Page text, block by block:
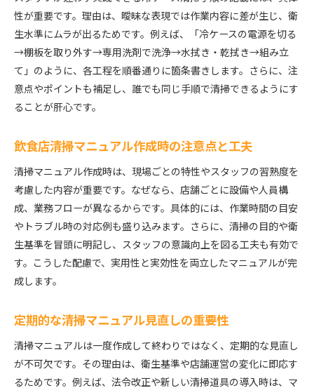
性が重要です。理由は、曖昧な表現では作業内容に差が生じ、衛
生水準にムラが出るためです。例えば、「冷ケースの電源を切る
→棚板を取り外す→専用洗剤で洗浄→水拭き・乾拭き→組み立
て」のように、各工程を順番通りに箇条書きします。さらに、注
意点やポイントも補足し、誰でも同じ手順で清掃できるようにす
ることが肝心です。
飲食店清掃マニュアル作成時の注意点と工夫
清掃マニュアル作成時は、現場ごとの特性やスタッフの習熟度を
考慮した内容が重要です。なぜなら、店舗ごとに設備や人員構
成、業務フローが異なるからです。具体的には、作業時間の目安
やトラブル時の対応例も盛り込みます。さらに、清掃の目的や衛
生基準を冒頭に明記し、スタッフの意識向上を図る工夫も有効で
す。こうした配慮で、実用性と実効性を両立したマニュアルが完
成します。
定期的な清掃マニュアル見直しの重要性
清掃マニュアルは一度作成して終わりではなく、定期的な見直し
が不可欠です。その理由は、衛生基準や店舗運営の変化に即応す
るためです。例えば、法令改正や新しい清掃道具の導入時は、マ